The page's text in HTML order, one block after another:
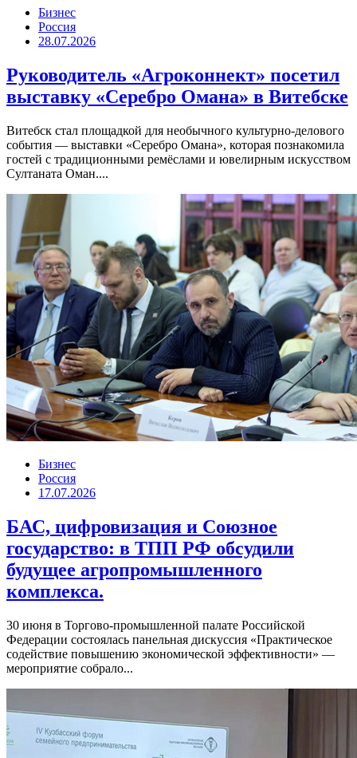
Бизнес
Россия
28.07.2026
Руководитель «Агроконнект» посетил
выставку «Серебро Омана» в Витебске
Витебск стал площадкой для необычного культурно-делового
события — выставки «Серебро Омана», которая познакомила
гостей с традиционными ремёслами и ювелирным искусством
Султаната Оман....
Бизнес
Россия
17.07.2026
БАС, цифровизация и Союзное
государство: в ТПП РФ обсудили
будущее агропромышленного
комплекса.
30 июня в Торгово-промышленной палате Российской
Федерации состоялась панельная дискуссия «Практическое
содействие повышению экономической эффективности» —
мероприятие собрало...